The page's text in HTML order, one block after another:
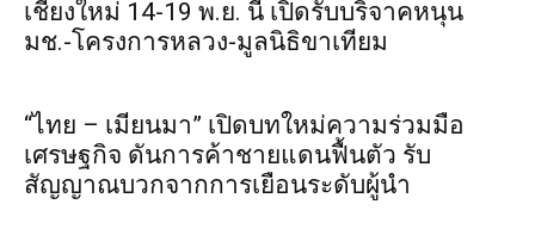
เชียงใหม่ 14-19 พ.ย. นี้ เปิดรับบริจาคหนุน
มช.-โครงการหลวง-มูลนิธิขาเทียม
“ไทย – เมียนมา” เปิดบทใหม่ความร่วมมือ
เศรษฐกิจ ดันการค้าชายแดนฟื้นตัว รับ
สัญญาณบวกจากการเยือนระดับผู้นำ